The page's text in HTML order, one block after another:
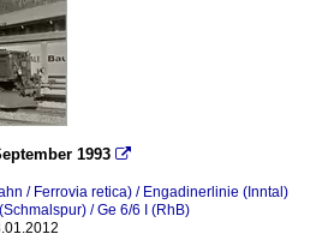
1993 
/ Ferrovia retica) / Engadinerlinie (Inntal)
/ Ge 6/6 I (RhB)